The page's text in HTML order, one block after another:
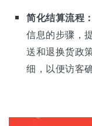
简化结算流程：
信息的步骤，
送和退换货政
细，以便访客